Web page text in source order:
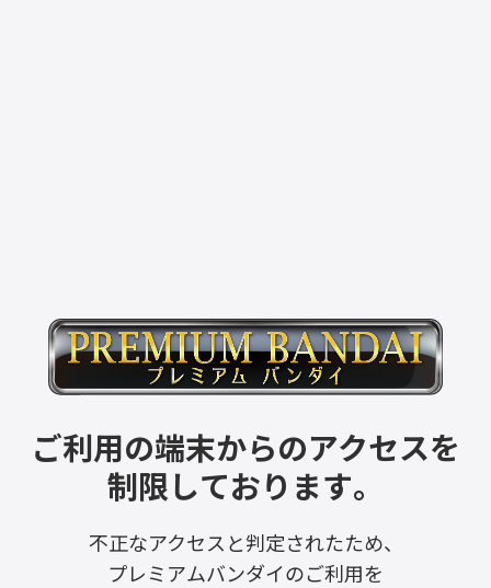
ご利用の端末からのアクセスを
制限しております。
不正なアクセスと判定されたため、
プレミアムバンダイのご利用を